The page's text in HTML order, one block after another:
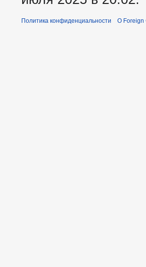
Политика конфиденциальности О Foreign